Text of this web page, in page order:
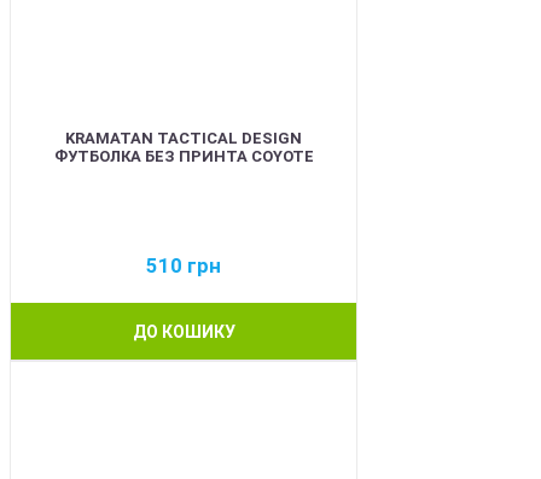
KRAMATAN TACTICAL DESIGN
ФУТБОЛКА БЕЗ ПРИНТА COYOTE
510 грн
ДО КОШИКУ